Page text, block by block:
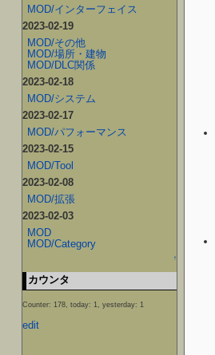
MOD/インターフェイス
2023-02-19
MOD/その他
MOD/場所・建物
MOD/DLC関係
2023-02-18
MOD/システム
2023-02-17
MOD/パフォーマンス
2023-02-15
MOD/Tool
2023-02-08
MOD/拡張
2023-02-03
MOD
MOD/Category
↑
カウンタ
Counter: 178, today: 1, yesterday: 1
edit